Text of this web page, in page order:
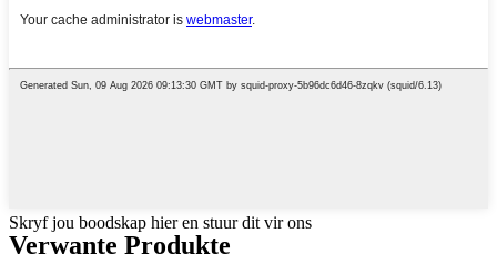
Skryf jou boodskap hier en stuur dit vir ons
Verwante Produkte